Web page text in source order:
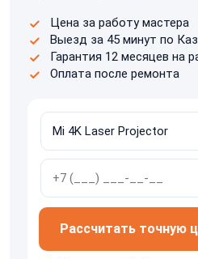
Цена за работу мастера
Выезд за 45 минут по
Гарантия 12 месяцев на
Оплата после ремонта
Рассчитать точную